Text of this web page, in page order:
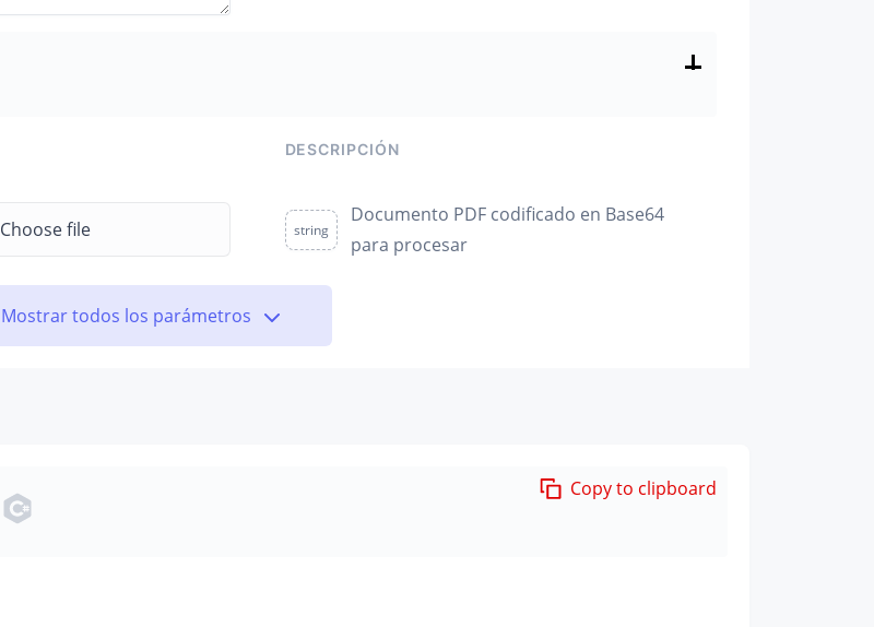
DESCRIPCIÓN
Choose file string
Documento PDF codificado en Base64
para procesar
Mostrar todos los parámetros
Copy to clipboard